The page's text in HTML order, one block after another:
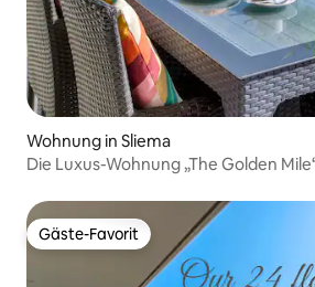
Wohnung in Sliema
Die Luxus-Wohnung „The Golden
Gäste-Favorit
Gäste-Favorit